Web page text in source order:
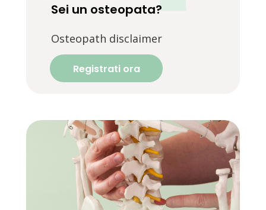
Sei un osteopata?
Osteopath disclaimer
Registrati ora